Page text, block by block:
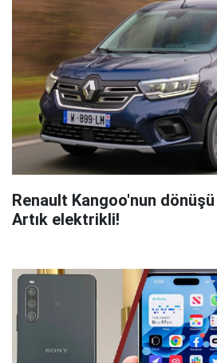
Renault Kangoo'nun
Artık elektrikli!